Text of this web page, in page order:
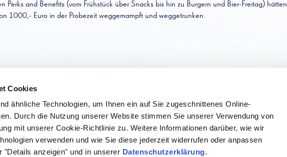
Cookies
ähnliche Technologien, um Ihnen ein auf Sie zugeschnittenes Online-
Durch die Nutzung unserer Website stimmen Sie unserer Verwendung von
mit unserer Cookie-Richtlinie zu. Weitere Informationen darüber, wie wir
verwenden und wie Sie diese jederzeit widerrufen oder anpassen
"Details anzeigen" und in unserer Datenschutzerklärung.
Perks and Benefits (vom Frühstück über Snacks bis hin zu Burgern und Bier-Freitag) hätten
1000,- Euro in der Probezeit weggemampft und weggetrunken.
Seminar, Workshop, Schulung und…
Interview mit Stefan Mannes
schützen? Unsere Meinung in der…
– mit dem letzten Willen Gutes tun…